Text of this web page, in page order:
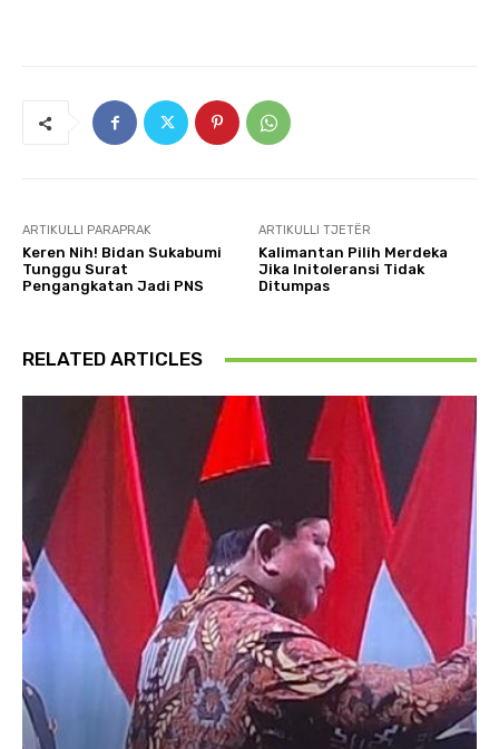
ARTIKULLI PARAPRAK
Keren Nih! Bidan Sukabumi
Tunggu Surat
Pengangkatan Jadi PNS
ARTIKULLI TJETËR
Kalimantan Pilih Merdeka
Jika Initoleransi Tidak
Ditumpas
RELATED ARTICLES